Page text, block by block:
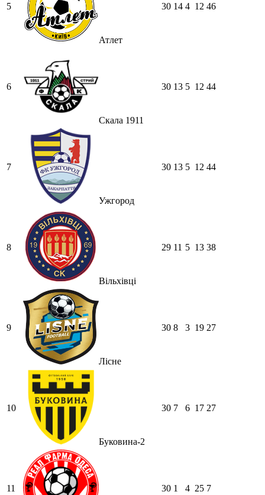
5
Атлет
30 14 4 12 46
6
Скала 1911
30 13 5 12 44
7
Ужгород
30 13 5 12 44
8
Вільхівці
29 11 5 13 38
9
Лісне
30 8 3 19 27
10
Буковина-2
30 7 6 17 27
11 30 1 4 25 7